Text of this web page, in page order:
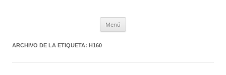
Menú
ARCHIVO DE LA ETIQUETA: H160